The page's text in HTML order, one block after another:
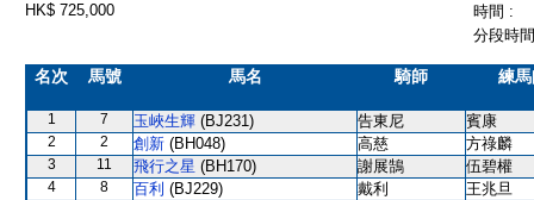
HK$ 725,000
時間 :
分段時
名次 馬號 馬名 騎師 練
1 7 玉峽生輝 (BJ231) 告東尼 賓康
2 2 創新 (BH048) 高慈 方祿麟
3 11 飛行之星 (BH170) 謝展鵠 伍碧權
4 8 百利 (BJ229) 戴利 王兆旦